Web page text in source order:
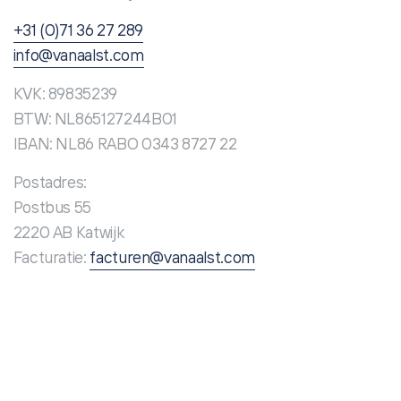
+31 (0)71 36 27 289
info@vanaalst.com
KVK: 89835239
BTW: NL865127244B01
IBAN: NL86 RABO 0343 8727 22
Postadres:
Postbus 55
2220 AB Katwijk
Facturatie: facturen@vanaalst.com